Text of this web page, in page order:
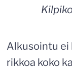
Alkusointu ei
rikkoa koko